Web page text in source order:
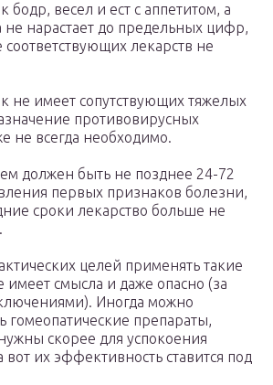
бодр, весел и ест с аппетитом, а
не нарастает до предельных цифр,
лекарств не
не имеет сопутствующих тяжелых
противовирусных
не всегда необходимо.
должен быть не позднее 24-72
первых признаков болезни,
сроки лекарство больше не
целей применять такие
имеет смысла и даже опасно (за
Иногда можно
гомеопатические препараты,
скорее для успокоения
вот их эффективность ставится под